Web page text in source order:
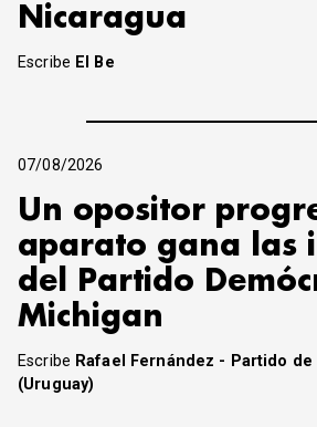
Nicaragua
Escribe El Be
07/08/2026
Un opositor
aparato gana las
del Partido
Michigan
Escribe Rafael Fernández - Partido
(Uruguay)